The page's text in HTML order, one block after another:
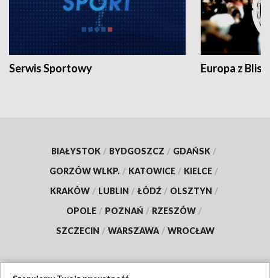
Serwis Sportowy Europa z
BIAŁYSTOK / BYDGOSZCZ / GDAŃSK /
GORZÓW WLKP. / KATOWICE / KIELCE /
KRAKÓW / LUBLIN / ŁÓDŹ / OLSZTYN /
OPOLE / POZNAŃ / RZESZÓW /
SZCZECIN / WARSZAWA / WROCŁAW